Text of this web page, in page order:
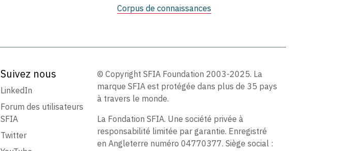
Corpus de connaissances
Suivez nous
LinkedIn
Forum des utilisateurs
SFIA
Twitter
© Copyright SFIA Foundation 2003-2025. La
marque SFIA est protégée dans plus de 35 pays
à travers le monde.
La Fondation SFIA. Une société privée à
responsabilité limitée par garantie. Enregistré
en Angleterre numéro 04770377. Siège social :